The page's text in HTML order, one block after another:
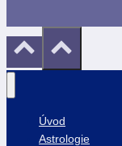
Úvod
Astrologie